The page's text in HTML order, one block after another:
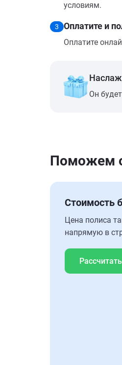
условиям.
3 Оплатите и
Оплатите
Он
Поможем
Стоимость
Цена полиса
напрямую в